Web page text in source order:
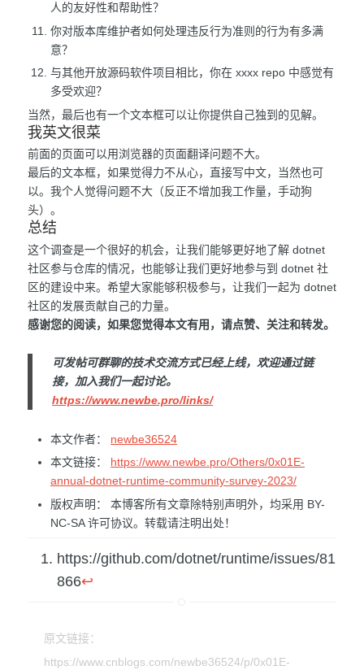
人的友好性和帮助性？
你对版本库维护者如何处理违反行为准则的行为有多满
意？
与其他开放源码软件项目相比，你在 xxxx repo 中感觉有
多受欢迎？
当然，最后也有一个文本框可以让你提供自己独到的见解。
我英文很菜
前面的页面可以用浏览器的页面翻译问题不大。
最后的文本框，如果觉得力不从心，直接写中文，当然也可
以。我个人觉得问题不大（反正不增加我工作量，手动狗
头）。
总结
这个调查是一个很好的机会，让我们能够更好地了解 dotnet
社区参与仓库的情况，也能够让我们更好地参与到 dotnet 社
区的建设中来。希望大家能够积极参与，让我们一起为 dotnet
社区的发展贡献自己的力量。
感谢您的阅读，如果您觉得本文有用，请点赞、关注和转发。
可发帖可群聊的技术交流方式已经上线，欢迎通过链
接，加入我们一起讨论。
https://www.newbe.pro/links/
本文作者： newbe36524
本文链接： https://www.newbe.pro/Others/0x01E-
annual-dotnet-runtime-community-survey-2023/
版权声明： 本博客所有文章除特别声明外，均采用 BY-
NC-SA 许可协议。转载请注明出处！
https://github.com/dotnet/runtime/issues/81
866↩
原文链接：
https://www.cnblogs.com/newbe36524/p/0x01E-